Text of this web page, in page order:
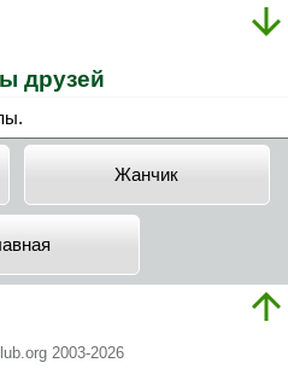
друзей
Жанчик
2003-2026